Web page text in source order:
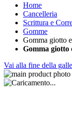
Home
Cancelleria
Scrittura e
Gomme
Gomma giotto
Gomma giotto
Vai alla fine della